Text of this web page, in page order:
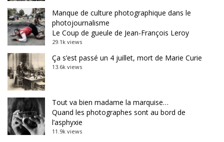
Manque de culture photographique dans le
photojournalisme
Le Coup de gueule de Jean-François Leroy
29.1k views
Ça s’est passé un 4 juillet, mort de Marie Curie
13.6k views
Tout va bien madame la marquise…
Quand les photographes sont au bord de
l’asphyxie
11.9k views